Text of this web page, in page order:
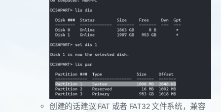
创建的话建议 FAT 或者 FAT32 文件系统，兼容